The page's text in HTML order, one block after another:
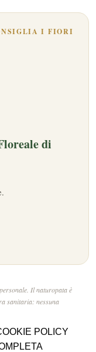
I FIORI
di
Il naturopata è
sanitaria: nessuna
POLICY